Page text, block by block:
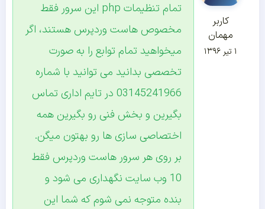
کاربر
مهمان
۱ تیر ۱۳۹۶
تمام تنظیمات php این سرور فقط
مخصوص هاست وردپرس هستند، اگر
میخواهید تمام توابع را به صورت
تخصصی بدانید می توانید با شماره
03145241966 در تایم اداری تماس
بگیرین و بخش فنی رو بگیرین همه
اختصاصی سازی ها رو بهتون میگن.
بر روی هر سرور هاست وردپرس فقط
10 وب سایت نگهداری می شود و
بنده متوجه نمی شوم که شما این